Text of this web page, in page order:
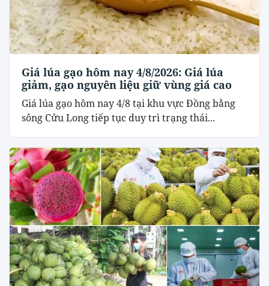
Giá lúa gạo hôm nay 4/8/2026: Giá lúa
giảm, gạo nguyên liệu giữ vùng giá cao
Giá lúa gạo hôm nay 4/8 tại khu vực Đồng bằng
sông Cửu Long tiếp tục duy trì trạng thái...